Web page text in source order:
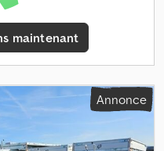
en plusieurs
l’unique Henra Major
rapide. Véhicule
du spécialiste depuis 35
maintenant
Annonce